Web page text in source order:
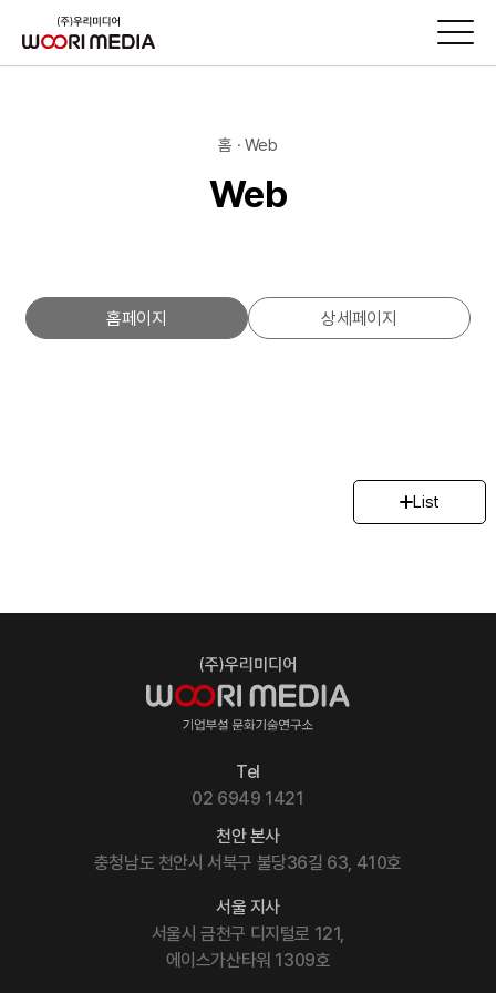
홈 · Web
Web
홈페이지 상세페이지
List
천안 본사
충청남도 천안시 서북구 불당36길 63, 410호
Tel
02 6949 1421
서울 지사
서울시 금천구 디지털로 121,
에이스가산타워 1309호